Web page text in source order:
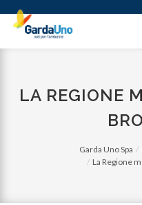
Gardauno
Spa
LA REGIONE
Garda Uno Spa
La Regione